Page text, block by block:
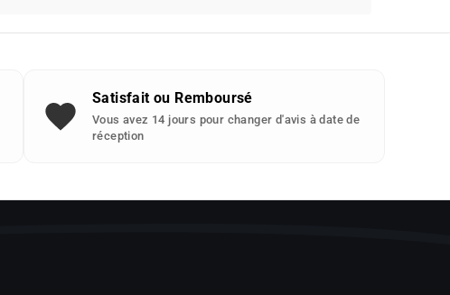
Satisfait ou Remboursé
Vous avez 14 jours pour changer d'avis à date de
réception